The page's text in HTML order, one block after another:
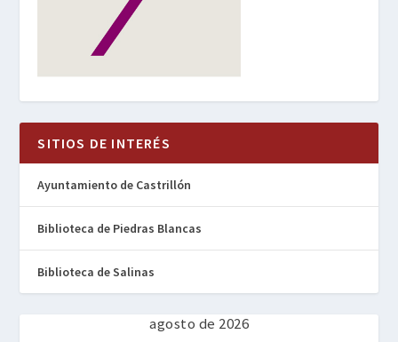
SITIOS DE INTERÉS
Ayuntamiento de Castrillón
Biblioteca de Piedras Blancas
Biblioteca de Salinas
agosto de 2026